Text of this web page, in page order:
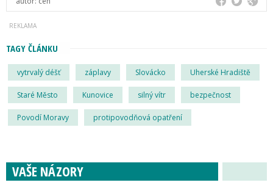
TAGY ČLÁNKU
vytrvalý déšť záplavy Slovácko Uherské Hradiště
Staré Město Kunovice silný vítr bezpečnost
Povodí Moravy protipovodňová opatření
VAŠE NÁZORY